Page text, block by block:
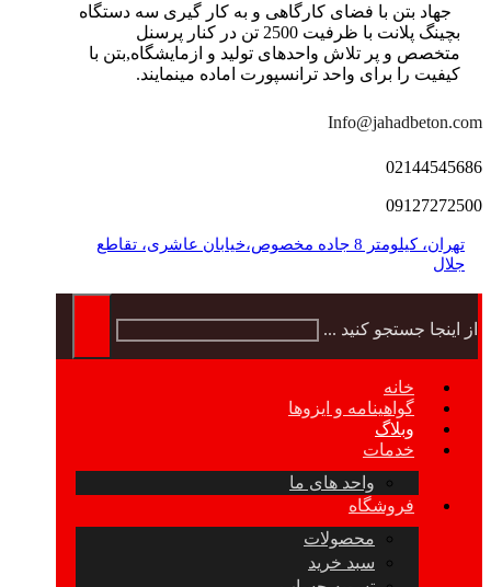
جهاد بتن با فضای کارگاهی و به کار گیری سه دستگاه
بچینگ پلانت با ظرفیت 2500 تن در کنار پرسنل
متخصص و پر تلاش واحدهای تولید و ازمایشگاه,بتن با
کیفیت را برای واحد ترانسپورت اماده مینمایند.
Info@jahadbeton.com
02144545686
09127272500
تهران، کیلومتر 8 جاده مخصوص،خیابان عاشری، تقاطع
جلال
از اینجا جستجو کنید ...
خانه
گواهینامه و ایزوها
وبلاگ
خدمات
واحد های ما
فروشگاه
محصولات
سبد خرید